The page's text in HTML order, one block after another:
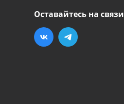
Оставайтесь на связи